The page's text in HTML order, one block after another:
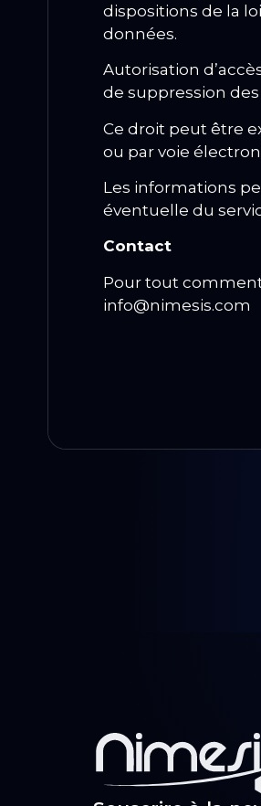
dispositions de la
données.
Autorisation
de suppression
Ce droit peut être
ou par voie
Les informations
éventuelle du
Contact
Pour tout
info@nimesis.com